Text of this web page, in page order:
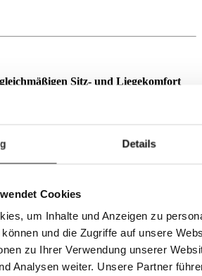
Details
Cookies
um Inhalte und Anzeigen zu
und die Zugriffe auf unsere
zu Ihrer Verwendung unserer
Analysen weiter. Unsere Partner
Sitz- und Liegekomfort
LIVING Funktionssessel
blue